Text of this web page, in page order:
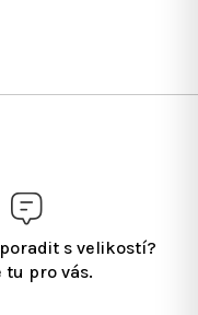
s velikostí?
tu pro vás.